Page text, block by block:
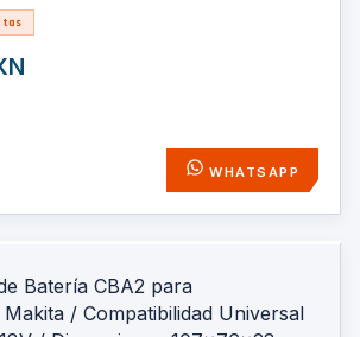
/ Peso 0.57 kg
WHATSAPP